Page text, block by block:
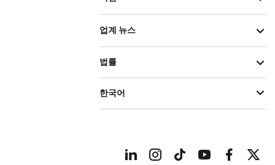
업계 뉴스
법률
한국어